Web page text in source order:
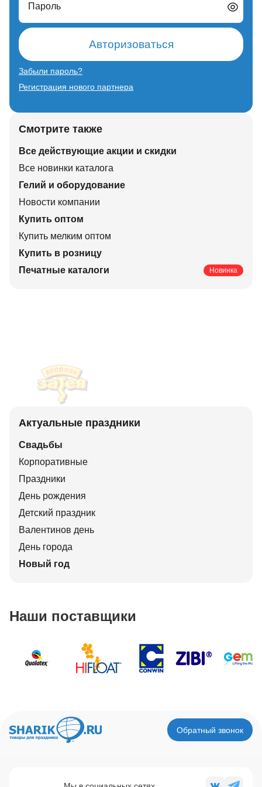
Пароль
Авторизоваться
Забыли пароль?
Регистрация нового партнера
Смотрите также
Все действующие акции и скидки
Все новинки каталога
Гелий и оборудование
Новости компании
Купить оптом
Купить мелким оптом
Купить в розницу
Печатные каталоги
Новинка
Актуальные праздники
Свадьбы
Корпоративные
Праздники
День рождения
Детский праздник
Валентинов день
День города
Новый год
Наши поставщики
Обратный звонок